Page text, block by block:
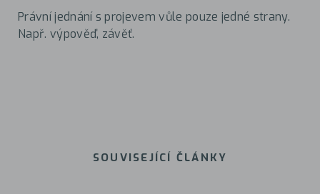
Právní jednání s projevem vůle pouze jedné strany.
Např. výpověď, závěť.
SOUVISEJÍCÍ ČLÁNKY